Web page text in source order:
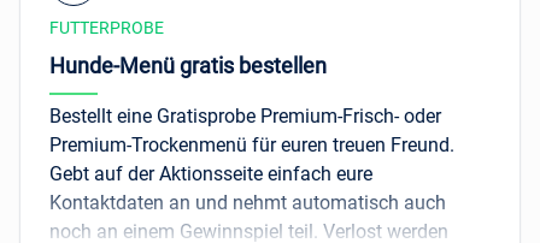
FUTTERPROBE
Hunde-Menü gratis bestellen
Bestellt eine Gratisprobe Premium-Frisch- oder
Premium-Trockenmenü für euren treuen Freund.
Gebt auf der Aktionsseite einfach eure
Kontaktdaten an und nehmt automatisch auch
noch an einem Gewinnspiel teil. Verlost werden